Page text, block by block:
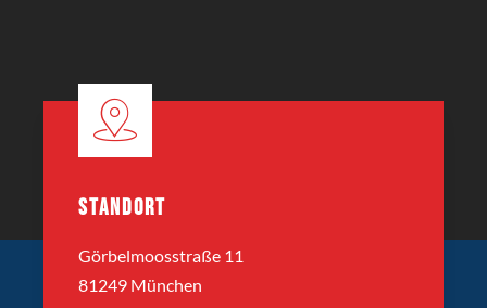
STANDORT
Görbelmoosstraße 11
81249 München